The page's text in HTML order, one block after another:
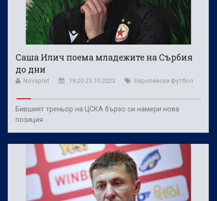
Саша Илич поема младежите на Сърбия
до дни
Novsport 19:20 23.10.2023 Европейски футбол
Бившият треньор на ЦСКА бързо си намери нова
позиция